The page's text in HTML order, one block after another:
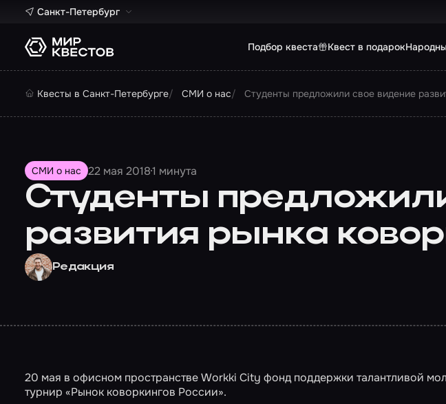
Санкт-Петербург
Подбор квеста Квест в подарок
Квесты в Санкт-Петербурге СМИ о нас Студенты предложили свое видение
СМИ о нас 22 мая 20181 минута
Студенты
развития рынка
Редакция
20 мая в офисном пространстве Workki City фонд поддержки талантливой
турнир «Рынок коворкингов России».